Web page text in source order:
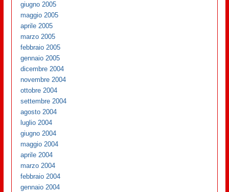
giugno 2005
maggio 2005
aprile 2005
marzo 2005
febbraio 2005
gennaio 2005
dicembre 2004
novembre 2004
ottobre 2004
settembre 2004
agosto 2004
luglio 2004
giugno 2004
maggio 2004
aprile 2004
marzo 2004
febbraio 2004
gennaio 2004